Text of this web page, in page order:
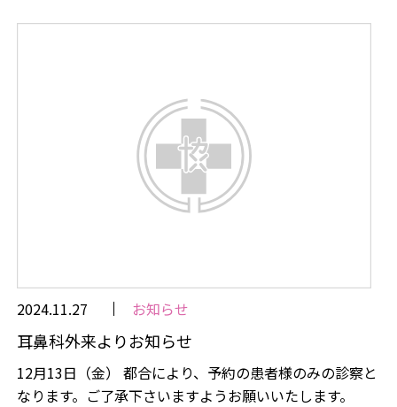
2024.11.27 お知らせ
耳鼻科外来よりお知らせ
12月13日（金） 都合により、予約の患者様のみの診察と
なります。ご了承下さいますようお願いいたします。